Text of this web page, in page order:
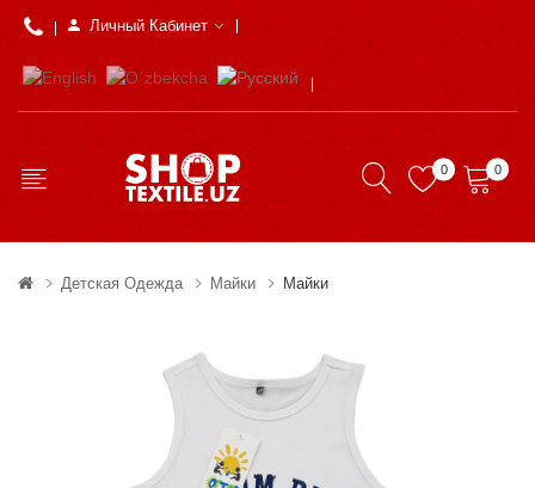
Личный Кабинет
0 0
Детская Одежда Майки Майки